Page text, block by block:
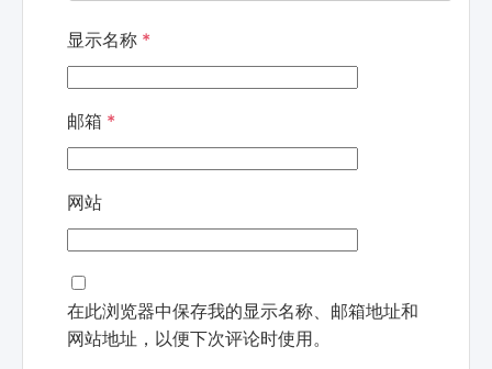
显示名称 *
邮箱 *
网站
在此浏览器中保存我的显示名称、邮箱地址和
网站地址，以便下次评论时使用。